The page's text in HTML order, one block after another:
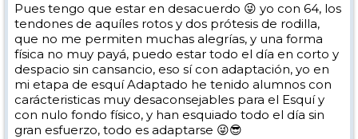
Pues tengo que estar en desacuerdo 😜 yo con 64, los
tendones de aquíles rotos y dos prótesis de rodilla,
que no me permiten muchas alegrías, y una forma
física no muy payá, puedo estar todo el día en corto y
despacio sin cansancio, eso sí con adaptación, yo en
mi etapa de esquí Adaptado he tenido alumnos con
carácteristicas muy desaconsejables para el Esquí y
con nulo fondo físico, y han esquiado todo el día sin
gran esfuerzo, todo es adaptarse 😜😎